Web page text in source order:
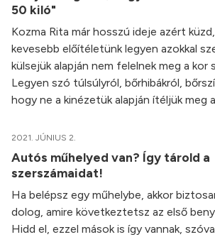
50 kiló"
Kozma Rita már hosszú ideje azért
kevesebb előítéletünk legyen azokkal
külsejük alapján nem felelnek meg a kor
Legyen szó túlsúlyról, bőrhibákról,
hogy ne a kinézetük alapján ítéljük meg
2021. JÚNIUS 2.
Autós műhelyed van? Így tárold a
szerszámaidat!
Ha belépsz egy műhelybe, akkor
dolog, amire következtetsz az első
Hidd el, ezzel mások is így vannak,